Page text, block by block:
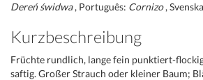
Dereń świdwa, Português: Cornizo,
Kurzbeschreibung
Früchte rundlich, lange fein punktiert-
saftig. Großer Strauch oder kleiner Baum;